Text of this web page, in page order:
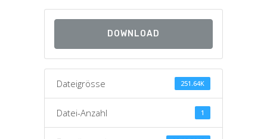
DOWNLOAD
Dateigrösse 251.64K
Datei-Anzahl 1